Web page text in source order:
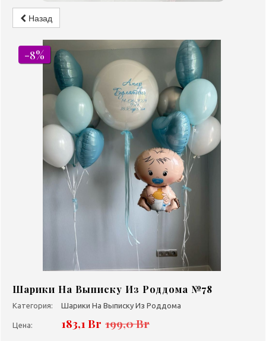
Назад
-8%
Шарики На Выписку Из Роддома №78
Категория: Шарики На Выписку Из Роддома
Цена: 183,1 Br 199,0 Br